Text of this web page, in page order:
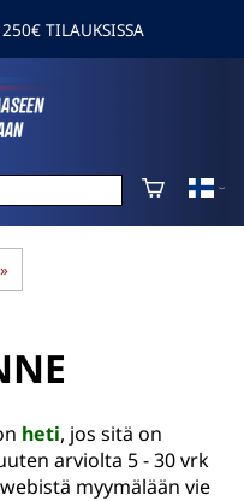
TILAUKSISSA
‪»
heti, jos sitä on
arviolta 5 - 30 vrk
myymälään vie